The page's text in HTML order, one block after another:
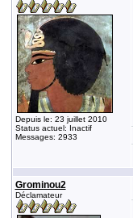
Depuis le: 23 juillet 2010
Status actuel: Inactif
Messages: 2933
Grominou2
Déclamateur